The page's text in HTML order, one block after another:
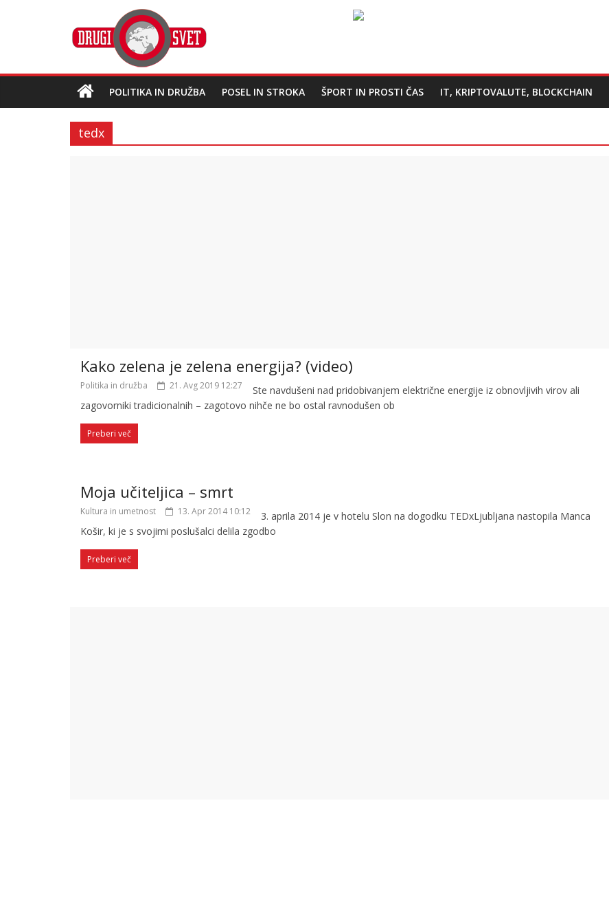
POLITIKA IN DRUŽBA POSEL IN STROKA ŠPORT IN PROSTI ČAS IT, KRIPTOVALUTE, BLOCKCHAIN
tedx
Kako zelena je zelena energija? (video)
Politika in družba 21. Avg 2019 12:27
Ste navdušeni nad pridobivanjem električne energije iz obnovljivih virov ali
zagovorniki tradicionalnih – zagotovo nihče ne bo ostal ravnodušen ob
Preberi več
Moja učiteljica – smrt
Kultura in umetnost 13. Apr 2014 10:12
3. aprila 2014 je v hotelu Slon na dogodku TEDxLjubljana nastopila Manca
Košir, ki je s svojimi poslušalci delila zgodbo
Preberi več